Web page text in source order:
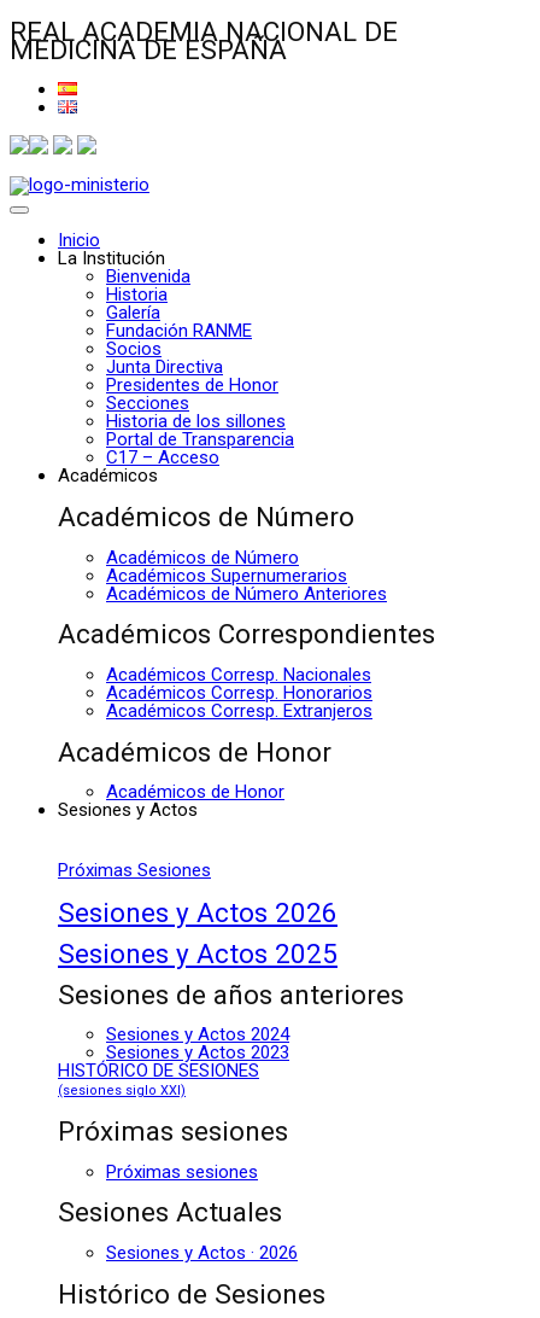
REAL ACADEMIA NACIONAL DE
MEDICINA DE ESPAÑA
Inicio
La Institución
Bienvenida
Historia
Galería
Fundación RANME
Socios
Junta Directiva
Presidentes de Honor
Secciones
Historia de los sillones
Portal de Transparencia
C17 – Acceso
Académicos
Académicos de Número
Académicos de Número
Académicos Supernumerarios
Académicos de Número Anteriores
Académicos Correspondientes
Académicos Corresp. Nacionales
Académicos Corresp. Honorarios
Académicos Corresp. Extranjeros
Académicos de Honor
Académicos de Honor
Sesiones y Actos
Próximas Sesiones
Sesiones y Actos 2026
Sesiones y Actos 2025
Sesiones de años anteriores
Sesiones y Actos 2024
Sesiones y Actos 2023
HISTÓRICO DE SESIONES
(sesiones siglo XXI)
Próximas sesiones
Próximas sesiones
Sesiones Actuales
Sesiones y Actos · 2026
Histórico de Sesiones